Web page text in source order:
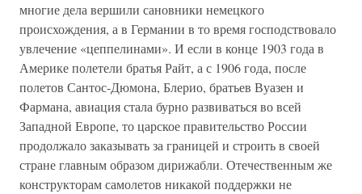
многие дела вершили сановники немецкого
происхождения, а в Германии в то время господствовало
увлечение «цеппелинами». И если в конце 1903 года в
Америке полетели братья Райт, а с 1906 года, после
полетов Сантос-Дюмона, Блерио, братьев Вуазен и
Фармана, авиация стала бурно развиваться во всей
Западной Европе, то царское правительство России
продолжало заказывать за границей и строить в своей
стране главным образом дирижабли. Отечественным же
конструкторам самолетов никакой поддержки не